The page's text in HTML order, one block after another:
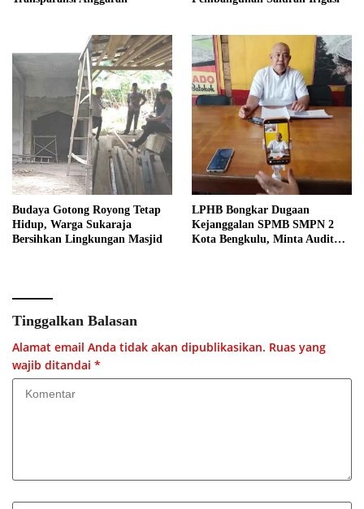
Budaya Gotong Royong Tetap
Hidup, Warga Sukaraja
Bersihkan Lingkungan Masjid
LPHB Bongkar Dugaan
Kejanggalan SPMB SMPN 2
Kota Bengkulu, Minta Audit
Tinggalkan Balasan
Alamat email Anda tidak akan dipublikasikan. Ruas yang
wajib ditandai *